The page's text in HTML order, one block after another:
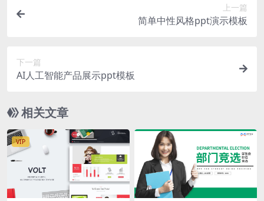
上一篇
简单中性风格ppt演示模板
下一篇
AI人工智能产品展示ppt模板
相关文章
VIP